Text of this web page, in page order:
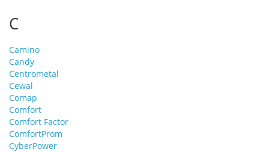
C
Camino
Candy
Centrometal
Cewal
Comap
Comfort
Comfort Factor
ComfortProm
CyberPower